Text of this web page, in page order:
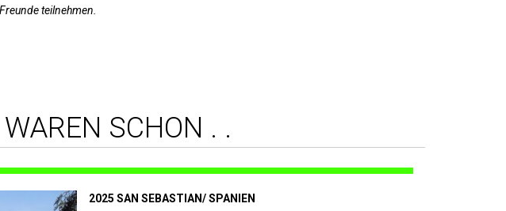
teilnehmen.
SCHON . .
2025 SAN SEBASTIAN/ SPANIEN